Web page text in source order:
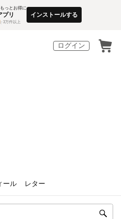
っとお得に
プリ
3万件以上
インストールする
ログイン
ール レター